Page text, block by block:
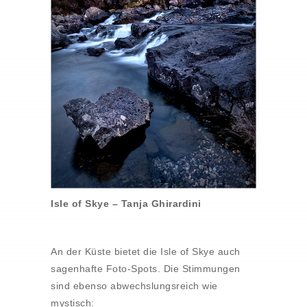
Isle of Skye – Tanja Ghirardini
An der Küste bietet die Isle of Skye auch
sagenhafte Foto-Spots. Die Stimmungen
sind ebenso abwechslungsreich wie
mystisch: